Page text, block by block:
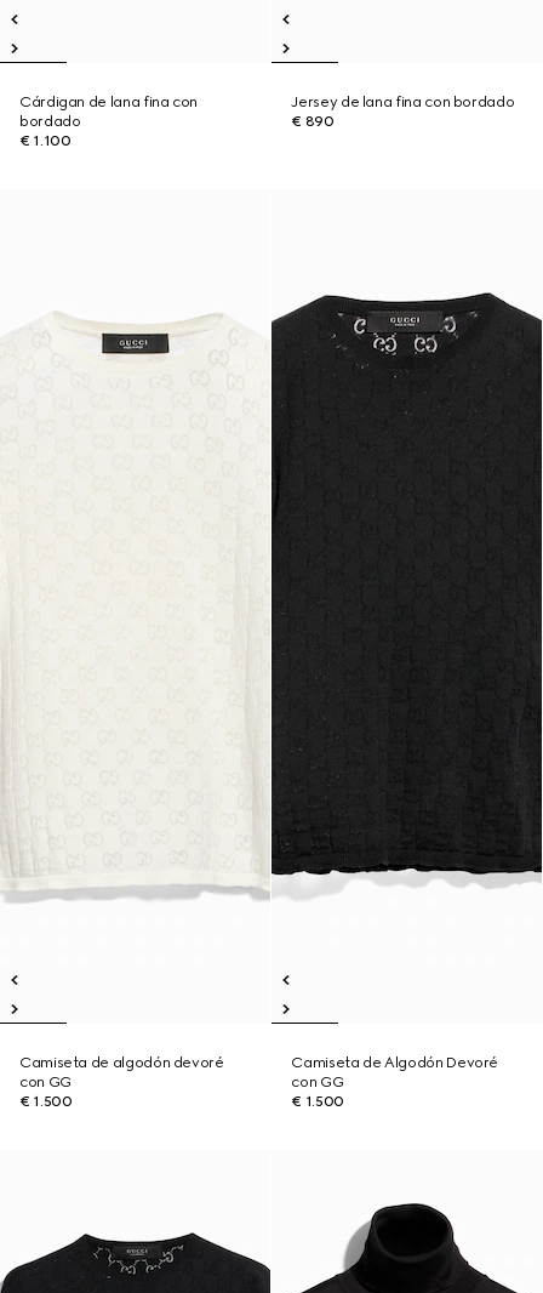
Cárdigan de lana fina con
bordado
€ 1.100
Jersey de lana fina con bordado
€ 890
Camiseta de algodón devoré
con GG
€ 1.500
Camiseta de Algodón Devoré
con GG
€ 1.500